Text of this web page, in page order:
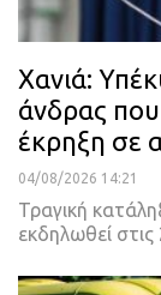
Χανιά:
άνδρας
έκρηξη σε
04/08/2026 14:21
Τραγική
εκδηλωθεί